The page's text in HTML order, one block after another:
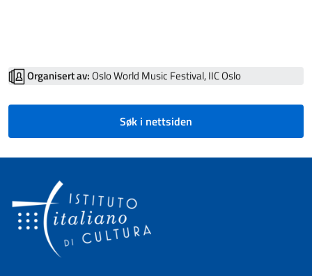
Organisert av:Oslo World Music Festival, IIC Oslo
Søk i nettsiden